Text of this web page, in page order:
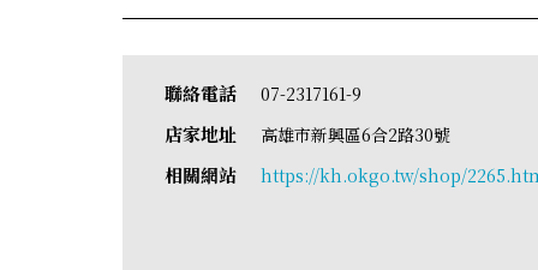
聯絡電話 07-2317161-9
店家地址 高雄市新興區6合2路30號
相關網站 https://kh.okgo.tw/shop/